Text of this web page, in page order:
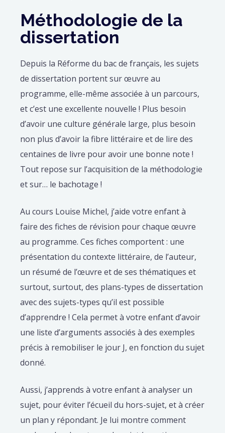
Méthodologie de la
dissertation
Depuis la Réforme du bac de français, les sujets
de dissertation portent sur œuvre au
programme, elle-même associée à un parcours,
et c’est une excellente nouvelle ! Plus besoin
d’avoir une culture générale large, plus besoin
non plus d’avoir la fibre littéraire et de lire des
centaines de livre pour avoir une bonne note !
Tout repose sur l’acquisition de la méthodologie
et sur… le bachotage !
Au cours Louise Michel, j’aide votre enfant à
faire des fiches de révision pour chaque œuvre
au programme. Ces fiches comportent : une
présentation du contexte littéraire, de l’auteur,
un résumé de l’œuvre et de ses thématiques et
surtout, surtout, des plans-types de dissertation
avec des sujets-types qu’il est possible
d’apprendre ! Cela permet à votre enfant d’avoir
une liste d’arguments associés à des exemples
précis à remobiliser le jour J, en fonction du sujet
donné.
Aussi, j’apprends à votre enfant à analyser un
sujet, pour éviter l’écueil du hors-sujet, et à créer
un plan y répondant. Je lui montre comment